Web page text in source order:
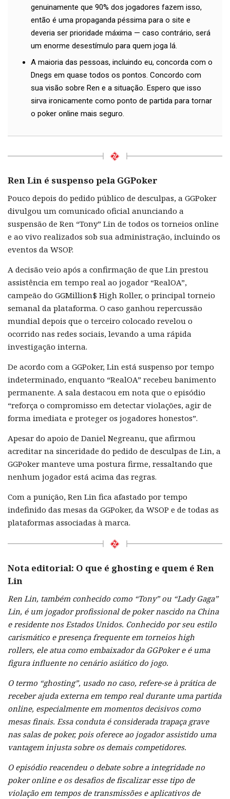
genuinamente que 90% dos jogadores fazem isso,
então é uma propaganda péssima para o site e
deveria ser prioridade máxima — caso contrário, será
um enorme desestímulo para quem joga lá.
A maioria das pessoas, incluindo eu, concorda com o
Dnegs em quase todos os pontos. Concordo com
sua visão sobre Ren e a situação. Espero que isso
sirva ironicamente como ponto de partida para tornar
o poker online mais seguro.
Ren Lin é suspenso pela GGPoker
Pouco depois do pedido público de desculpas, a GGPoker
divulgou um comunicado oficial anunciando a
suspensão de Ren “Tony” Lin de todos os torneios online
e ao vivo realizados sob sua administração, incluindo os
eventos da WSOP.
A decisão veio após a confirmação de que Lin prestou
assistência em tempo real ao jogador “RealOA”,
campeão do GGMillion$ High Roller, o principal torneio
semanal da plataforma. O caso ganhou repercussão
mundial depois que o terceiro colocado revelou o
ocorrido nas redes sociais, levando a uma rápida
investigação interna.
De acordo com a GGPoker, Lin está suspenso por tempo
indeterminado, enquanto “RealOA” recebeu banimento
permanente. A sala destacou em nota que o episódio
“reforça o compromisso em detectar violações, agir de
forma imediata e proteger os jogadores honestos”.
Apesar do apoio de Daniel Negreanu, que afirmou
acreditar na sinceridade do pedido de desculpas de Lin, a
GGPoker manteve uma postura firme, ressaltando que
nenhum jogador está acima das regras.
Com a punição, Ren Lin fica afastado por tempo
indefinido das mesas da GGPoker, da WSOP e de todas as
plataformas associadas à marca.
Nota editorial: O que é ghosting e quem é Ren
Lin
Ren Lin, também conhecido como “Tony” ou “Lady Gaga”
Lin, é um jogador profissional de poker nascido na China
e residente nos Estados Unidos. Conhecido por seu estilo
carismático e presença frequente em torneios high
rollers, ele atua como embaixador da GGPoker e é uma
figura influente no cenário asiático do jogo.
O termo “ghosting”, usado no caso, refere-se à prática de
receber ajuda externa em tempo real durante uma partida
online, especialmente em momentos decisivos como
mesas finais. Essa conduta é considerada trapaça grave
nas salas de poker, pois oferece ao jogador assistido uma
vantagem injusta sobre os demais competidores.
O episódio reacendeu o debate sobre a integridade no
poker online e os desafios de fiscalizar esse tipo de
violação em tempos de transmissões e aplicativos de